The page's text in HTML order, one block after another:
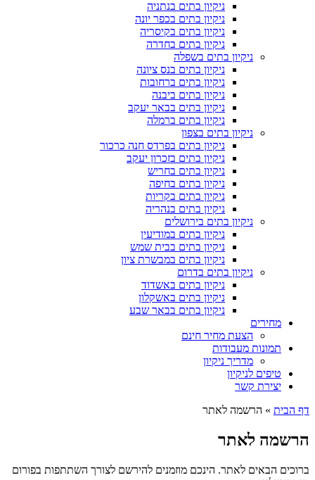
ניקיון בתים בנתניה
ניקיון בתים בכפר יונה
ניקיון בתים בקיסריה
ניקיון בתים בחדרה
ניקיון בתים בשפלה
ניקיון בתים בנס ציונה
ניקיון בתים ברחובות
ניקיון בתים ביבנה
ניקיון בתים בבאר יעקב
ניקיון בתים ברמלה
ניקיון בתים בצפון
ניקיון בתים בפרדס חנה כרכור
ניקיון בתים בזכרון יעקב
ניקיון בתים בחריש
ניקיון בתים בחיפה
ניקיון בתים בקריות
ניקיון בתים בנהריה
ניקיון בתים בירושלים
ניקיון בתים במודיעין
ניקיון בתים בבית שמש
ניקיון בתים במבשרת ציון
ניקיון בתים בדרום
ניקיון בתים באשדוד
ניקיון בתים באשקלון
ניקיון בתים בבאר שבע
מחירים
הצעת מחיר חינם
תמונות מעבודות
מדריך ניקיון
טיפים לניקיון
יצירת קשר
דף הבית » הרשמה לאתר
הרשמה לאתר
ברוכים הבאים לאתר. הינכם מוזמנים להירשם לצורך השתתפות בפורום